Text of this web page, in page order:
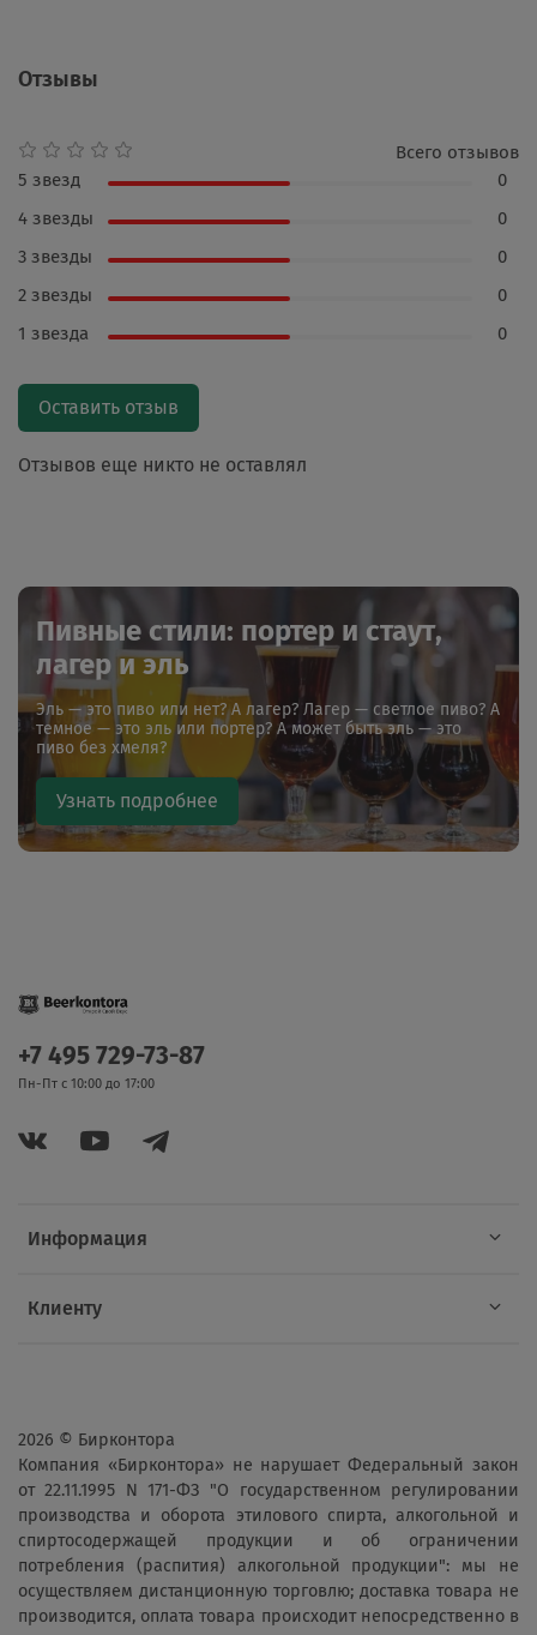
Отзывы
Отзывов еще никто не оставлял
Всего отзывов
5 звезд
0
4 звезды
0
3 звезды
0
2 звезды
0
1 звезда
0
Оставить отзыв
Пивные стили: портер и стаут,
лагер и эль
Эль — это пиво или нет? А лагер? Лагер — светлое пиво? А
темное — это эль или портер? А может быть эль — это
пиво без хмеля?
Узнать подробнее
Информация
Клиенту
+7 495 729-73-87
Пн-Пт с 10:00 до 17:00
2026 © Бирконтора
Компания «Бирконтора» не нарушает Федеральный закон
от 22.11.1995 N 171-ФЗ "О государственном регулировании
производства и оборота этилового спирта, алкогольной и
спиртосодержащей продукции и об ограничении
потребления (распития) алкогольной продукции": мы не
осуществляем дистанционную торговлю; доставка товара не
производится, оплата товара происходит непосредственно в